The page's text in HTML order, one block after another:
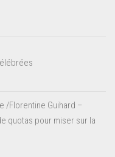
/Florentine Guihard –
quotas pour miser sur la